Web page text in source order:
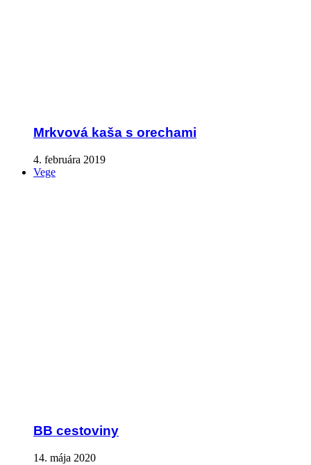
Mrkvová kaša s orechami
4. februára 2019
Vege
BB cestoviny
14. mája 2020